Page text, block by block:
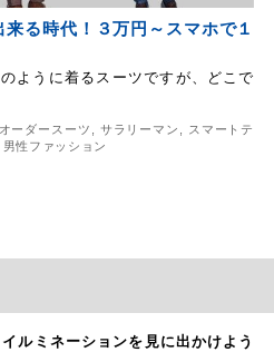
る時代！３万円～スマホで１
ように着るスーツですが、どこで
オーダースーツ サラリーマン
スマートテ
男性ファッション
ルミネーションを見に出かけよう